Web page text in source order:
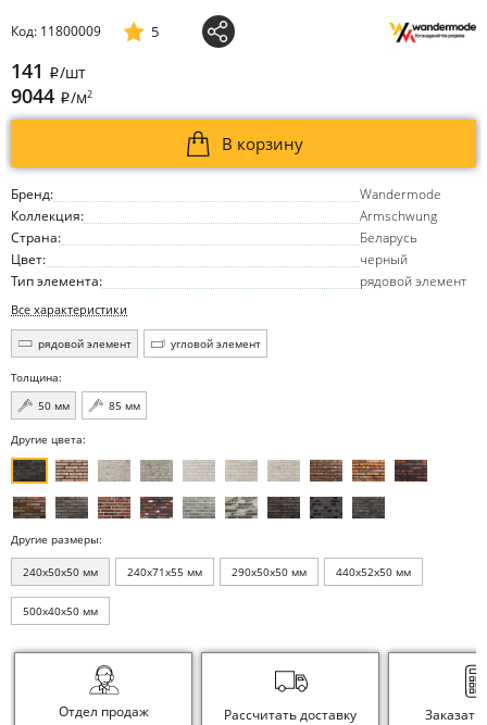
Бренд:
Wandermode
Коллекция:
Armschwung
Страна:
Беларусь
Цвет:
черный
Тип элемента:
рядовой элемент
Все характеристики
рядовой элемент угловой элемент
Толщина:
50 мм
85 мм
Код: 11800009 5
141 i/шт
9044 i/м2
В корзину
Другие цвета:
Другие размеры:
240x50x50 мм 240x71x55 мм 290x50x50 мм 440x52x50 мм
500x40x50 мм
Отдел продаж Рассчитать доставку Заказать